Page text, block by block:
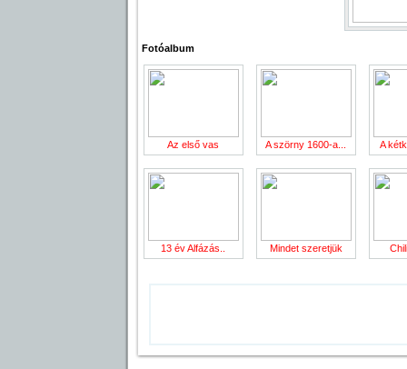
Fotóalbum
Az első vas A szörny 1600-a... A
13 év Alfázás.. Mindet szeretjük